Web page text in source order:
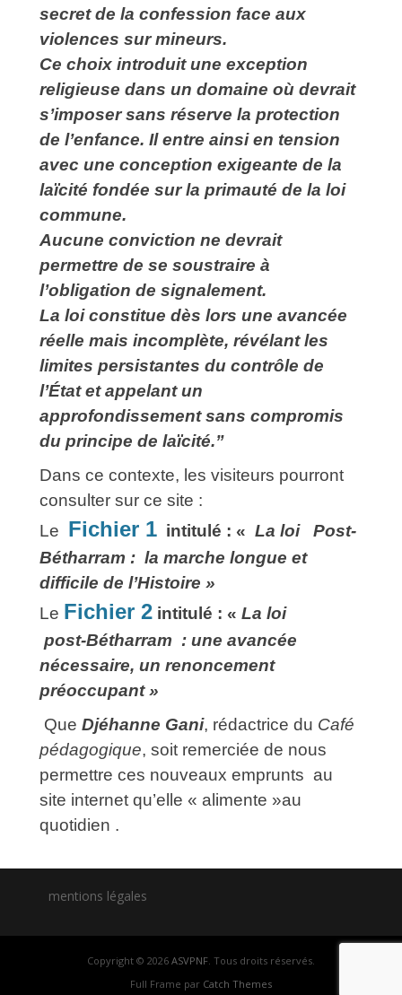
secret de la confession face aux
violences sur mineurs.
Ce choix introduit une exception
religieuse dans un domaine où devrait
s’imposer sans réserve la protection
de l’enfance. Il entre ainsi en tension
avec une conception exigeante de la
laïcité fondée sur la primauté de la loi
commune.
Aucune conviction ne devrait
permettre de se soustraire à
l’obligation de signalement.
La loi constitue dès lors une avancée
réelle mais incomplète, révélant les
limites persistantes du contrôle de
l’État et appelant un
approfondissement sans compromis
du principe de laïcité.”
Dans ce contexte, les visiteurs pourront
consulter sur ce site :
Le Fichier 1 intitulé : « La loi Post-
Bétharram : la marche longue et
difficile de l’Histoire »
Le Fichier 2 intitulé : « La loi
post‑Bétharram : une avancée
nécessaire, un renoncement
préoccupant »
Que Djéhanne Gani, rédactrice du Café
pédagogique, soit remerciée de nous
permettre ces nouveaux emprunts au
site internet qu’elle « alimente »au
quotidien .
mentions légales
Copyright © 2026 ASVPNF. Tous droits réservés.
Full Frame par Catch Themes